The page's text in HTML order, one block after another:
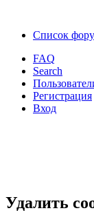
Список
FAQ
Search
Регистрация
Вход
Удалить